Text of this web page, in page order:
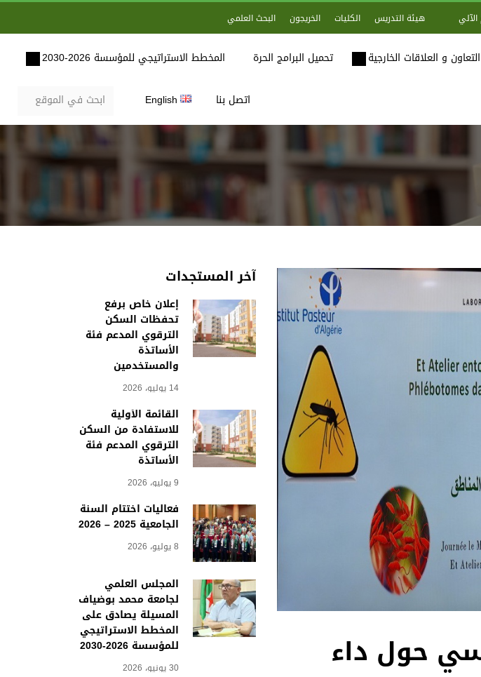
هيئة التدريس الكليات الخريجون البحث العلمي
التعاون و العلاقات الخارجية تحميل البرامج الحرة المخطط الاستراتيجي للمؤسسة 2026-2030
اتصل بنا English
حول داء
آخر المستجدات
إعلان خاص برفع
تحفظات السكن
الترقوي المدعم فئة
الأساتذة
والمستخدمين
14 يوليو، 2026
القائمة الأولية
للاستفادة من السكن
الترقوي المدعم فئة
الأساتذة
9 يوليو، 2026
فعاليات اختتام السنة
الجامعية 2025 – 2026
8 يوليو، 2026
المجلس العلمي
لجامعة محمد بوضياف
المسيلة يصادق على
المخطط الاستراتيجي
للمؤسسة 2026-2030
30 يونيو، 2026